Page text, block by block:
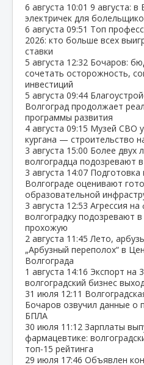
6 августа 10:01 9 августа:
электричек для
6 августа 09:51 Топ
2026: кто больше всех
ставки
5 августа 12:32 Бочаров:
сочетать осторожность,
инвестиций
5 августа 09:44
Волгоград продолжает
программы развития
4 августа 09:15 Музей СВО
кургана — строительство
3 августа 15:00 Более двух
волгоградца подозревают
3 августа 14:07 Подготовка
Волгограде оценивают
образовательной
3 августа 12:53 Агрессия
волгоградку подозревают
прохожую
2 августа 11:45 Лето,
„Арбузный переполох“ в
Волгограда
1 августа 14:16 Экспорт на
волгоградский бизнес
31 июля 12:11
Бочаров озвучил данные о
БПЛА
30 июля 11:12 Зарплаты
фармацевтике:
топ‑15 рейтинга
29 июля 17:46 Объявлен